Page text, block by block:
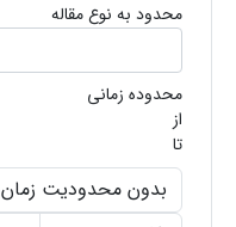
محدود به نوع مقاله
محدوده زمانی
از
تا